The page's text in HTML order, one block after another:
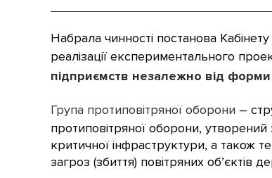
Набрала чинності постанова
реалізації експериментального
підприємств незалежно від форми
Група протиповітряної оборони –
протиповітряної оборони, утворений
критичної інфраструктури, а також
загроз (збиття) повітряних